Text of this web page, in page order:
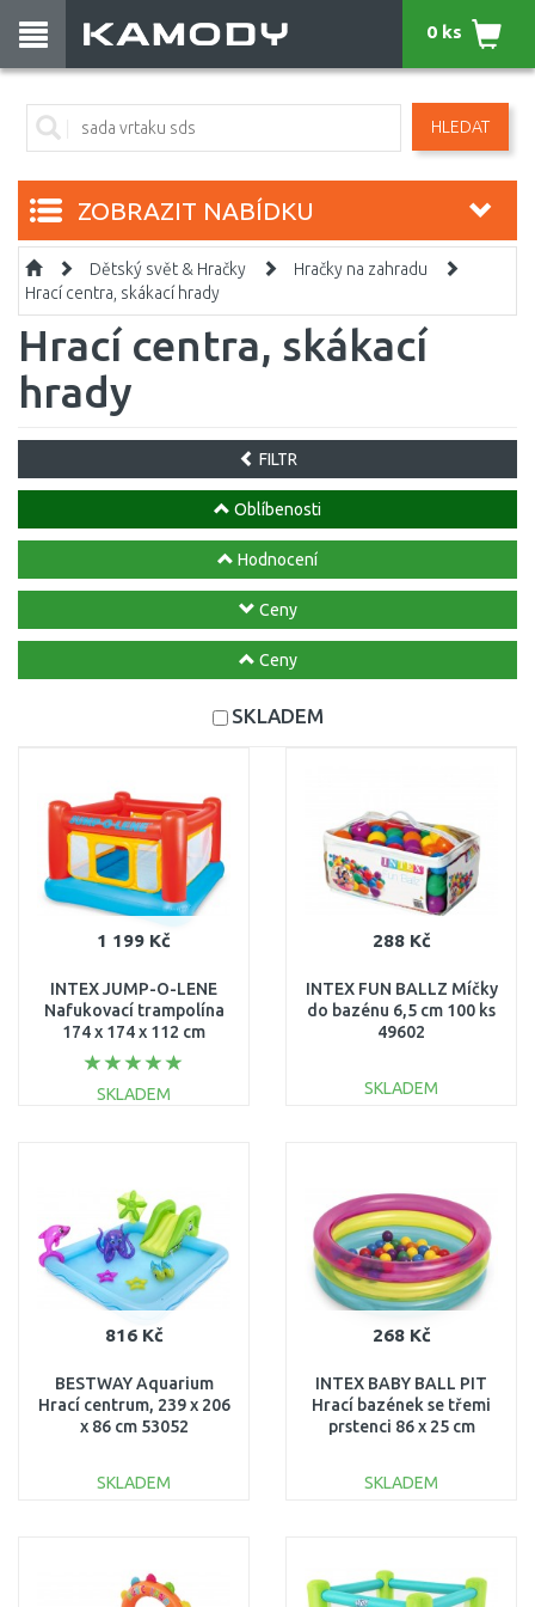
HLEDAT
0 ks
ZOBRAZIT NABÍDKU
Dětský svět & Hračky
Hračky na zahradu
Hrací centra, skákací hrady
Hrací centra, skákací
hrady
FILTR
Oblíbenosti
Hodnocení
Ceny
Ceny
SKLADEM
1 199 Kč
INTEX JUMP-O-LENE
Nafukovací trampolína
174 x 174 x 112 cm
48260
SKLADEM
Porovnat
288 Kč
INTEX FUN BALLZ Míčky
do bazénu 6,5 cm 100 ks
49602
SKLADEM
816 Kč
BESTWAY Aquarium
Hrací centrum, 239 x 206
x 86 cm 53052
SKLADEM
Porovnat
268 Kč
INTEX BABY BALL PIT
Hrací bazének se třemi
prstenci 86 x 25 cm
SKLADEM
Porovnat